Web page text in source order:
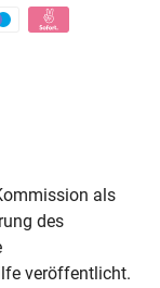
als
des
veröffentlicht.